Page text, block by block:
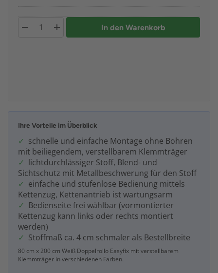
In den Warenkorb
Ihre Vorteile im Überblick
schnelle und einfache Montage ohne Bohren
mit beiliegendem, verstellbarem Klemmträger
lichtdurchlässiger Stoff, Blend- und
Sichtschutz mit Metallbeschwerung für den Stoff
einfache und stufenlose Bedienung mittels
Kettenzug, Kettenantrieb ist wartungsarm
Bedienseite frei wählbar (vormontierter
Kettenzug kann links oder rechts montiert
werden)
Stoffmaß ca. 4 cm schmaler als Bestellbreite
80 cm x 200 cm Weiß Doppelrollo Easyfix mit verstellbarem
Klemmträger in verschiedenen Farben.